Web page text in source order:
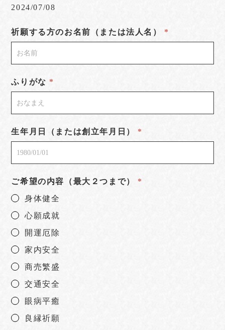
2024/07/08
祈願する方のお名前（または法人名）
ふりがな
生年月日（または創立年月日）
ご希望の内容（最大２つまで）
身体健全
心願成就
開運厄除
家内安全
商売繁盛
交通安全
眼病平癒
良縁祈願